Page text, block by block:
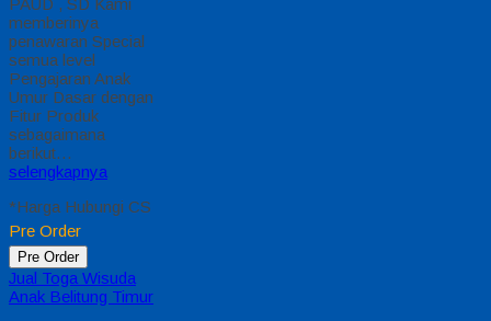
PAUD , SD Kami
memberinya
penawaran Special
semua level
Pengajaran Anak
Umur Dasar dengan
Fitur Produk
sebagaimana
berikut…
selengkapnya
*Harga Hubungi CS
Pre Order
Pre Order
Jual Toga Wisuda
Anak Belitung Timur